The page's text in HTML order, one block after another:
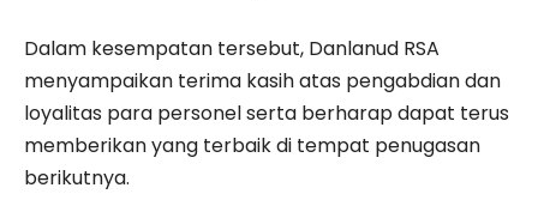
Dalam kesempatan tersebut, Danlanud RSA
menyampaikan terima kasih atas pengabdian dan
loyalitas para personel serta berharap dapat terus
memberikan yang terbaik di tempat penugasan
berikutnya.